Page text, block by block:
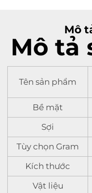
Mô
Mô tả
Tên sản phẩm
Bề mặt
Sợi
Tùy chọn Gram
Kích thước
Vật liệu